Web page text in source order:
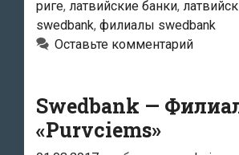
риге, латвийские банки,
swedbank, филиалы swedbank
Оставьте комментарий
Swedbank —
«Purvciems»